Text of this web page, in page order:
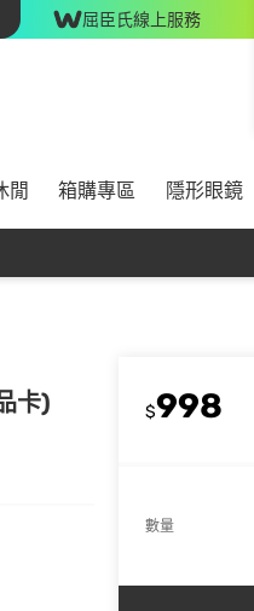
屈臣氏線上服務
閒 箱購專區 隱形眼鏡
卡)
$998
數量